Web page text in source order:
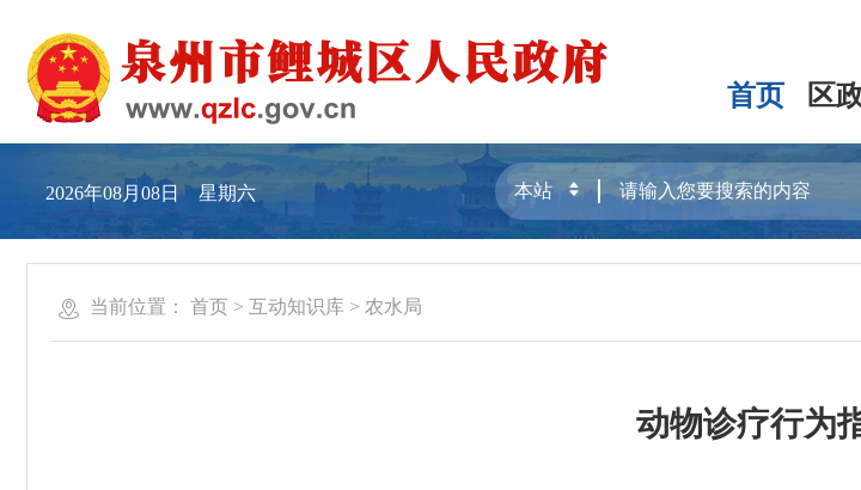
首页 区
2026年08月08日 星期六
当前位置： 首页 > 互动知识库 > 农水局
动物诊疗行为